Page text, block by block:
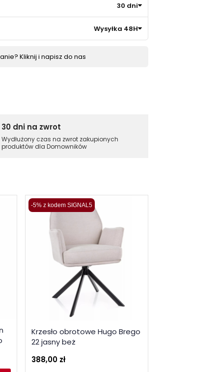
30 dni
Wysyłka 48H
Kliknij i napisz do nas
30 dni na zwrot
Wydłużony czas na zwrot zakupionych
produktów dla Domowników
-5% z kodem SIGNAL5
Krzesło obrotowe Hugo Brego
22 jasny beż
388,00 zł